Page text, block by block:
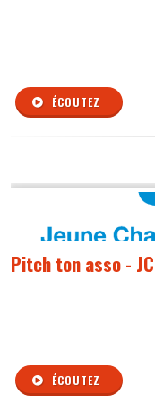
ÉCOUTEZ
Pitch ton asso -
ÉCOUTEZ